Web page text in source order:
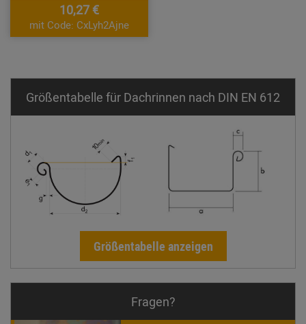
10,27 €
mit Code: CxLyh2Ajne
Größentabelle für Dachrinnen nach DIN EN 612
Größentabelle anzeigen
Fragen?